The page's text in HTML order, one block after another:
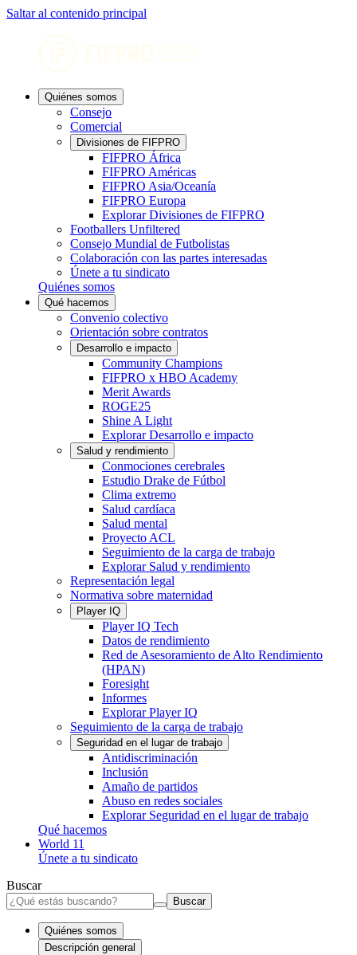
Saltar al contenido principal
Quiénes somos
Consejo
Comercial
Divisiones de FIFPRO
FIFPRO África
FIFPRO Américas
FIFPRO Asia/Oceanía
FIFPRO Europa
Explorar Divisiones de FIFPRO
Footballers Unfiltered
Consejo Mundial de Futbolistas
Colaboración con las partes interesadas
Únete a tu sindicato
Quiénes somos
Qué hacemos
Convenio colectivo
Orientación sobre contratos
Desarrollo e impacto
Community Champions
FIFPRO x HBO Academy
Merit Awards
ROGE25
Shine A Light
Explorar Desarrollo e impacto
Salud y rendimiento
Conmociones cerebrales
Estudio Drake de Fútbol
Clima extremo
Salud cardíaca
Salud mental
Proyecto ACL
Seguimiento de la carga de trabajo
Explorar Salud y rendimiento
Representación legal
Normativa sobre maternidad
Player IQ
Player IQ Tech
Datos de rendimiento
Red de Asesoramiento de Alto Rendimiento
(HPAN)
Foresight
Informes
Explorar Player IQ
Seguimiento de la carga de trabajo
Seguridad en el lugar de trabajo
Antidiscriminación
Inclusión
Amaño de partidos
Abuso en redes sociales
Explorar Seguridad en el lugar de trabajo
Qué hacemos
World 11
Únete a tu sindicato
Buscar
Buscar
Quiénes somos
Descripción general